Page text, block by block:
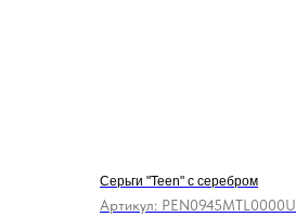
Серьги "Teen" с серебром
Артикул: PEN0945MTL0000U